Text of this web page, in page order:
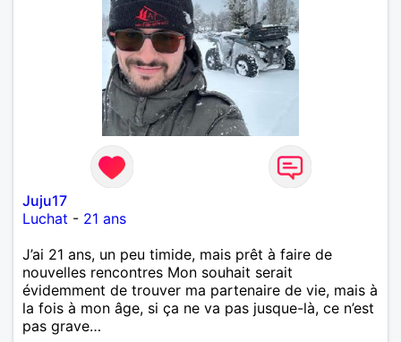
Juju17
Luchat - 21 ans
J’ai 21 ans, un peu timide, mais prêt à faire de
nouvelles rencontres Mon souhait serait
évidemment de trouver ma partenaire de vie, mais à
la fois à mon âge, si ça ne va pas jusque-là, ce n’est
pas grave…